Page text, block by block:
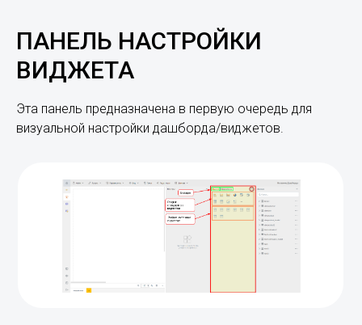
ПАНЕЛЬ НАСТРОЙКИ
ВИДЖЕТА
Эта панель предназначена в первую очередь для
визуальной настройки дашборда/виджетов.